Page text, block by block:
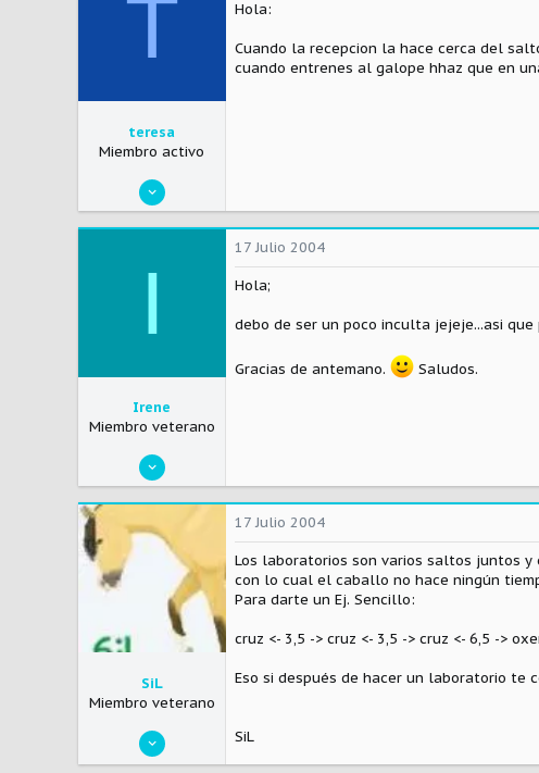
T
teresa
Miembro activo
14 Abril 2004
141
Hola:
Cuando la recepcion la hace cerca del
cuando entrenes al galope hhaz que en
I
Irene
Miembro veterano
16 Junio 2004
241
Spain
Visitar el sitio
17 Julio 2004
Hola;
debo de ser un poco inculta jejeje...asi
Gracias de antemano. Saludos.
SiL
Miembro veterano
26 Enero 2004
4.790
17 Julio 2004
Los laboratorios son varios saltos juntos
con lo cual el caballo no hace ningún
Para darte un Ej. Sencillo:
cruz <- 3,5 -> cruz <- 3,5 -> cruz <- 6,5 ->
Eso si después de hacer un laboratorio te
SiL